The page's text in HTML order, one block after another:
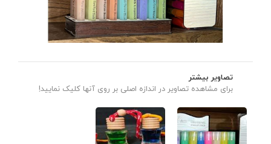
تصاویر بیشتر
برای مشاهده تصاویر در اندازه اصلی بر روی آنها کلیک نمایید!